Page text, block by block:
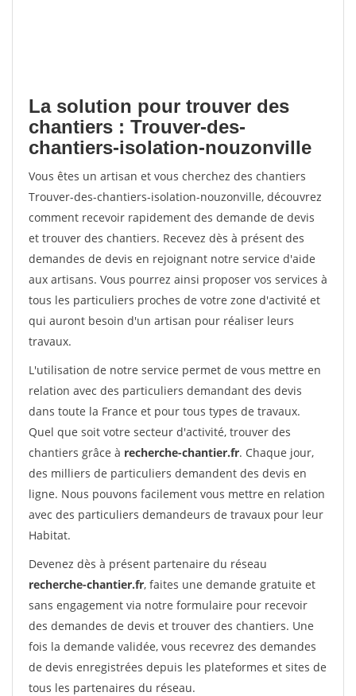
La solution pour trouver des
chantiers : Trouver-des-
chantiers-isolation-nouzonville
Vous êtes un artisan et vous cherchez des chantiers
Trouver-des-chantiers-isolation-nouzonville, découvrez
comment recevoir rapidement des demande de devis
et trouver des chantiers. Recevez dès à présent des
demandes de devis en rejoignant notre service d'aide
aux artisans. Vous pourrez ainsi proposer vos services à
tous les particuliers proches de votre zone d'activité et
qui auront besoin d'un artisan pour réaliser leurs
travaux.
L'utilisation de notre service permet de vous mettre en
relation avec des particuliers demandant des devis
dans toute la France et pour tous types de travaux.
Quel que soit votre secteur d'activité, trouver des
chantiers grâce à recherche-chantier.fr. Chaque jour,
des milliers de particuliers demandent des devis en
ligne. Nous pouvons facilement vous mettre en relation
avec des particuliers demandeurs de travaux pour leur
Habitat.
Devenez dès à présent partenaire du réseau
recherche-chantier.fr, faites une demande gratuite et
sans engagement via notre formulaire pour recevoir
des demandes de devis et trouver des chantiers. Une
fois la demande validée, vous recevrez des demandes
de devis enregistrées depuis les plateformes et sites de
tous les partenaires du réseau.